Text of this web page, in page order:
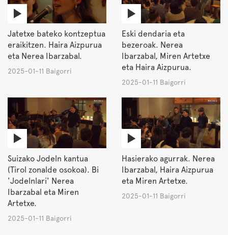
Jatetxe bateko kontzeptua
eraikitzen. Haira Aizpurua
eta Nerea Ibarzabal.
2025-01-11 Baigorri
Eski dendaria eta
bezeroak. Nerea
Ibarzabal, Miren Artetxe
eta Haira Aizpurua.
2025-01-11 Baigorri
Suizako Jodeln kantua
(Tirol zonalde osokoa). Bi
'Jodelnlari' Nerea
Ibarzabal eta Miren
Artetxe.
2025-01-11 Baigorri
Hasierako agurrak. Nerea
Ibarzabal, Haira Aizpurua
eta Miren Artetxe.
2025-01-11 Baigorri